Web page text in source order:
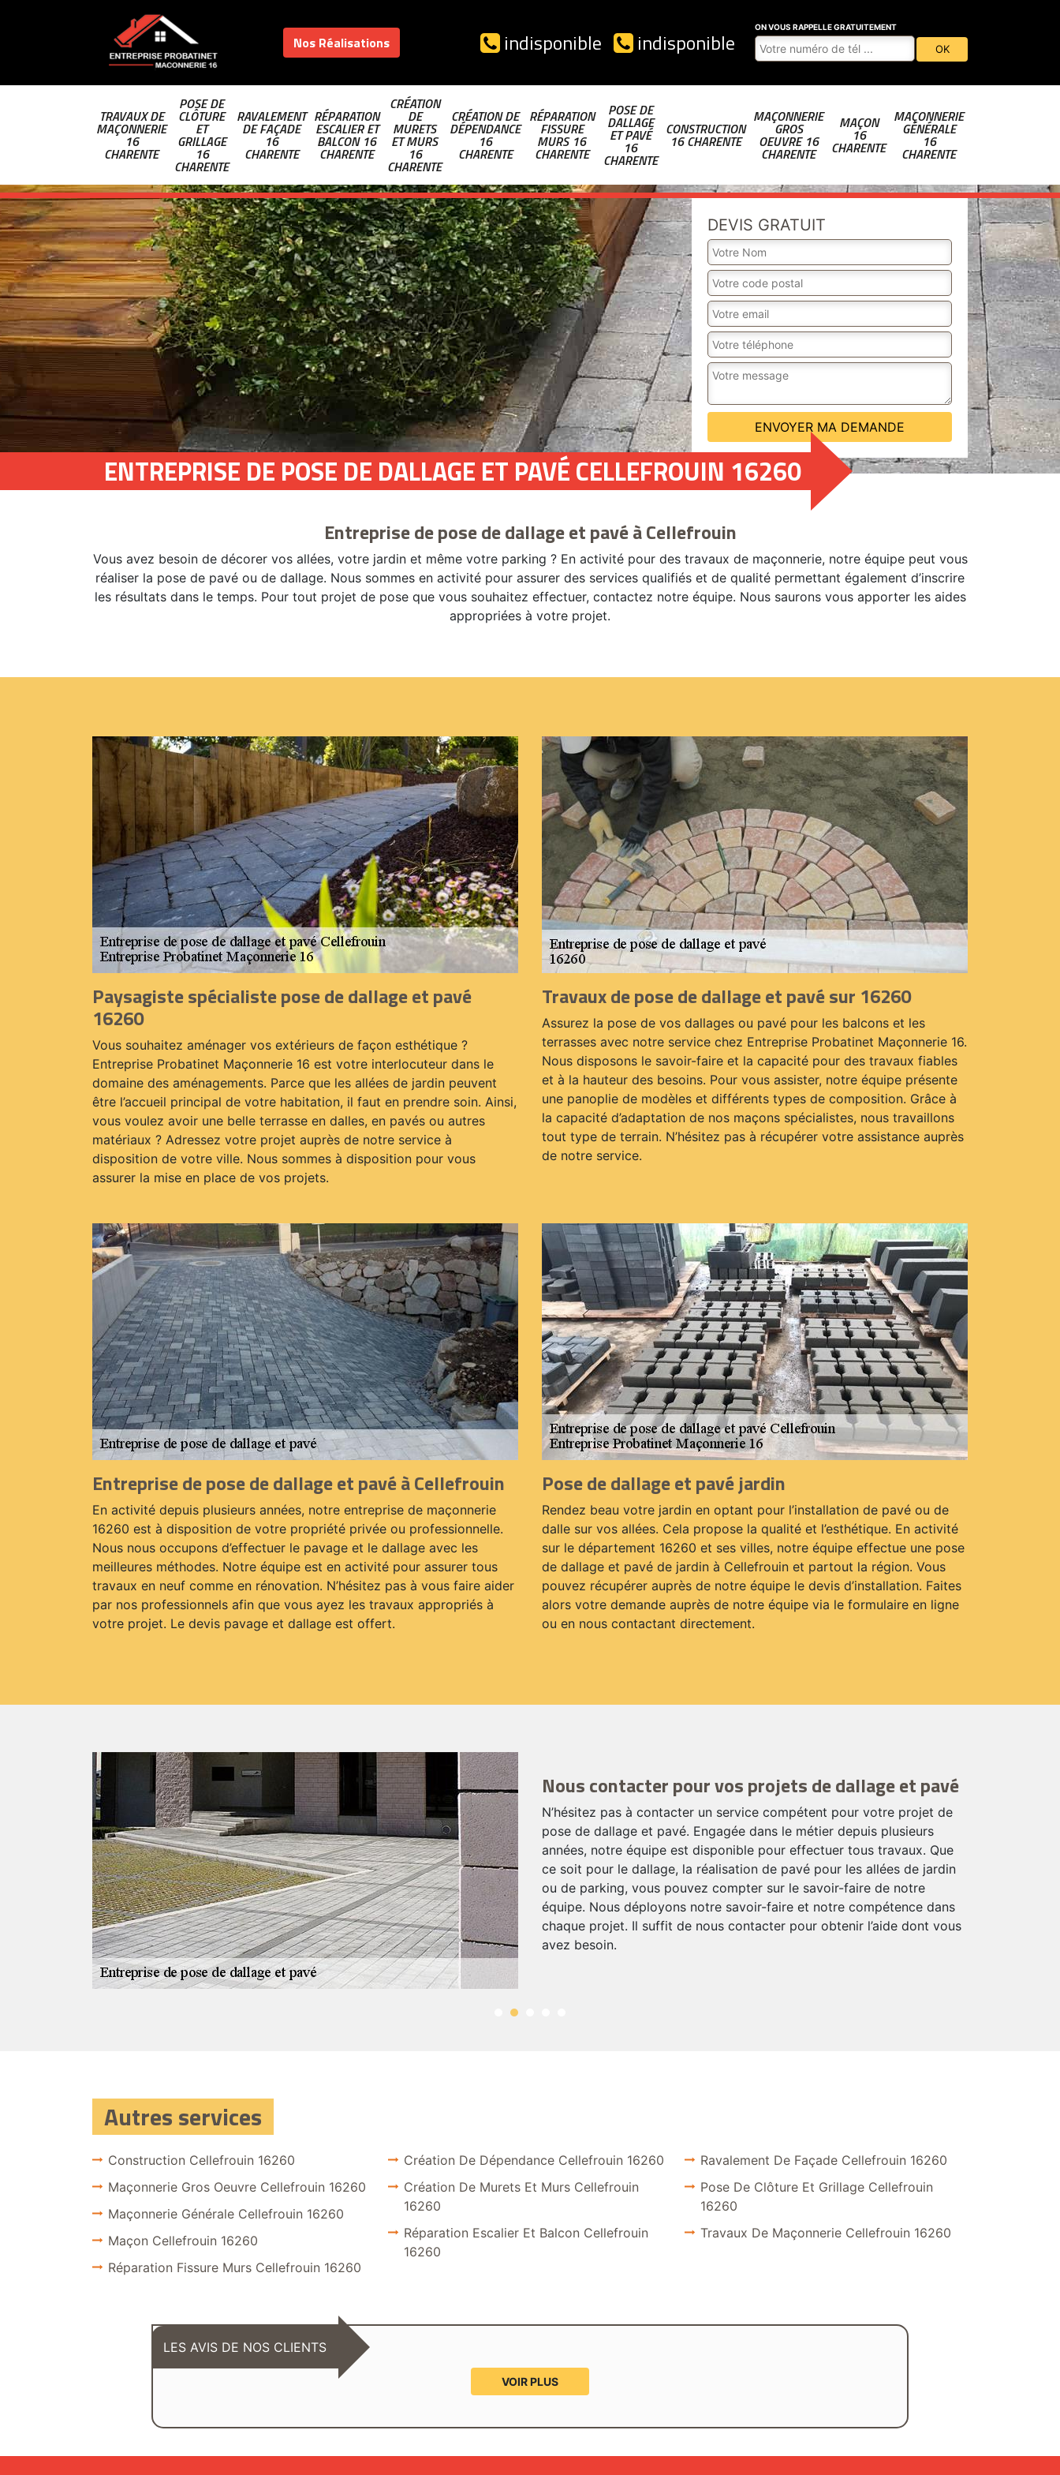
Nos Réalisations indisponible indisponible
ON VOUS RAPPELLE GRATUITEMENT
TRAVAUX DE
MAÇONNERIE
16
CHARENTE
POSE DE
CLÔTURE
ET
GRILLAGE
16
CHARENTE
RAVALEMENT
DE FAÇADE
16
CHARENTE
RÉPARATION
ESCALIER ET
BALCON 16
CHARENTE
CRÉATION
DE
MURETS
ET MURS
16
CHARENTE
CRÉATION DE
DÉPENDANCE
16
CHARENTE
RÉPARATION
FISSURE
MURS 16
CHARENTE
POSE DE
DALLAGE
ET PAVÉ
16
CHARENTE
CONSTRUCTION
16 CHARENTE
MAÇONNERIE
GROS
OEUVRE 16
CHARENTE
MAÇON
16
CHARENTE
MAÇONNERIE
GÉNÉRALE
16
CHARENTE
DEVIS GRATUIT
ENTREPRISE DE POSE DE DALLAGE ET PAVÉ CELLEFROUIN 16260
Entreprise de pose de dallage et pavé à Cellefrouin
Vous avez besoin de décorer vos allées, votre jardin et même votre parking ? En activité pour des travaux de maçonnerie, notre équipe peut vous
réaliser la pose de pavé ou de dallage. Nous sommes en activité pour assurer des services qualifiés et de qualité permettant également d’inscrire
les résultats dans le temps. Pour tout projet de pose que vous souhaitez effectuer, contactez notre équipe. Nous saurons vous apporter les aides
appropriées à votre projet.
Paysagiste spécialiste pose de dallage et pavé
16260
Vous souhaitez aménager vos extérieurs de façon esthétique ?
Entreprise Probatinet Maçonnerie 16 est votre interlocuteur dans le
domaine des aménagements. Parce que les allées de jardin peuvent
être l’accueil principal de votre habitation, il faut en prendre soin. Ainsi,
vous voulez avoir une belle terrasse en dalles, en pavés ou autres
matériaux ? Adressez votre projet auprès de notre service à
disposition de votre ville. Nous sommes à disposition pour vous
assurer la mise en place de vos projets.
Travaux de pose de dallage et pavé sur 16260
Assurez la pose de vos dallages ou pavé pour les balcons et les
terrasses avec notre service chez Entreprise Probatinet Maçonnerie 16.
Nous disposons le savoir-faire et la capacité pour des travaux fiables
et à la hauteur des besoins. Pour vous assister, notre équipe présente
une panoplie de modèles et différents types de composition. Grâce à
la capacité d’adaptation de nos maçons spécialistes, nous travaillons
tout type de terrain. N’hésitez pas à récupérer votre assistance auprès
de notre service.
Entreprise de pose de dallage et pavé à Cellefrouin
En activité depuis plusieurs années, notre entreprise de maçonnerie
16260 est à disposition de votre propriété privée ou professionnelle.
Nous nous occupons d’effectuer le pavage et le dallage avec les
meilleures méthodes. Notre équipe est en activité pour assurer tous
travaux en neuf comme en rénovation. N’hésitez pas à vous faire aider
par nos professionnels afin que vous ayez les travaux appropriés à
votre projet. Le devis pavage et dallage est offert.
Pose de dallage et pavé jardin
Rendez beau votre jardin en optant pour l’installation de pavé ou de
dalle sur vos allées. Cela propose la qualité et l’esthétique. En activité
sur le département 16260 et ses villes, notre équipe effectue une pose
de dallage et pavé de jardin à Cellefrouin et partout la région. Vous
pouvez récupérer auprès de notre équipe le devis d’installation. Faites
alors votre demande auprès de notre équipe via le formulaire en ligne
ou en nous contactant directement.
Nous contacter pour vos projets de dallage et pavé
N’hésitez pas à contacter un service compétent pour votre projet de
pose de dallage et pavé. Engagée dans le métier depuis plusieurs
années, notre équipe est disponible pour effectuer tous travaux. Que
ce soit pour le dallage, la réalisation de pavé pour les allées de jardin
ou de parking, vous pouvez compter sur le savoir-faire de notre
équipe. Nous déployons notre savoir-faire et notre compétence dans
chaque projet. Il suffit de nous contacter pour obtenir l’aide dont vous
avez besoin.
Autres services
Construction Cellefrouin 16260
Maçonnerie Gros Oeuvre Cellefrouin 16260
Maçonnerie Générale Cellefrouin 16260
Maçon Cellefrouin 16260
Réparation Fissure Murs Cellefrouin 16260
Création De Dépendance Cellefrouin 16260
Création De Murets Et Murs Cellefrouin
16260
Réparation Escalier Et Balcon Cellefrouin
16260
Ravalement De Façade Cellefrouin 16260
Pose De Clôture Et Grillage Cellefrouin
16260
Travaux De Maçonnerie Cellefrouin 16260
LES AVIS DE NOS CLIENTS
VOIR PLUS